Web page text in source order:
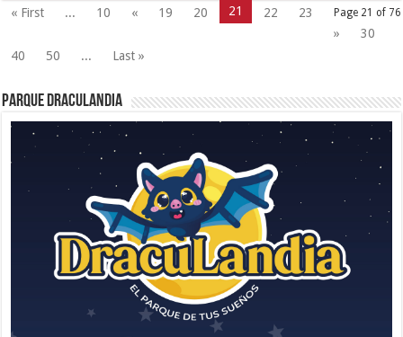
Page 21 of 76
« First ... 10 « 19 20 21 22
23
»
30
40
50 ... Last »
Parque Draculandia